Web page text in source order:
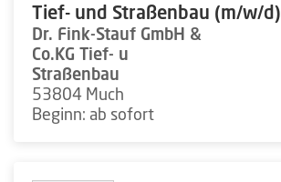
Tief- und Straßenbau (m/w/d)
Dr. Fink-Stauf GmbH &
Co.KG Tief- u
Straßenbau
53804 Much
Beginn: ab sofort